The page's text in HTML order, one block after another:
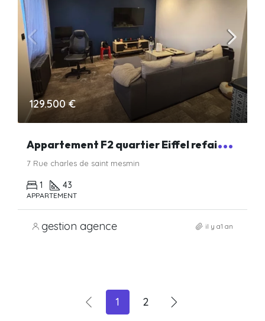
129.500 €
A
ppartement F2 quartier Eiffel refait a neuf
7 Rue charles de saint mesmin
1 43
APPARTEMENT
gestion agence il y a1 an
1 2